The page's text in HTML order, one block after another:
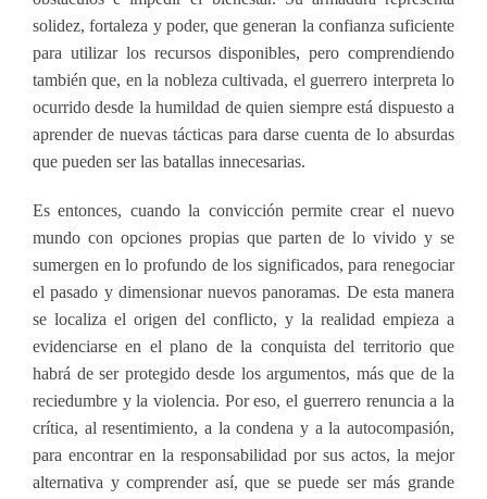
solidez, fortaleza y poder, que generan la confianza suficiente
para utilizar los recursos disponibles, pero comprendiendo
también que, en la nobleza cultivada, el guerrero interpreta lo
ocurrido desde la humildad de quien siempre está dispuesto a
aprender de nuevas tácticas para darse cuenta de lo absurdas
que pueden ser las batallas innecesarias.
Es entonces, cuando la convicción permite crear el nuevo
mundo con opciones propias que parten de lo vivido y se
sumergen en lo profundo de los significados, para renegociar
el pasado y dimensionar nuevos panoramas. De esta manera
se localiza el origen del conflicto, y la realidad empieza a
evidenciarse en el plano de la conquista del territorio que
habrá de ser protegido desde los argumentos, más que de la
reciedumbre y la violencia. Por eso, el guerrero renuncia a la
crítica, al resentimiento, a la condena y a la autocompasión,
para encontrar en la responsabilidad por sus actos, la mejor
alternativa y comprender así, que se puede ser más grande